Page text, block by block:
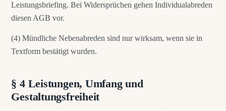
Leistungsbriefing. Bei Widersprüchen gehen Individualabreden
diesen AGB vor.
(4) Mündliche Nebenabreden sind nur wirksam, wenn sie in
Textform bestätigt wurden.
§ 4 Leistungen, Umfang und
Gestaltungsfreiheit